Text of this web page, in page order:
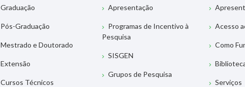
Graduação
Pós-Graduação
Mestrado e Doutorado
Extensão
Cursos Técnicos
Apresentação
Programas de Incentivo à
Pesquisa
SISGEN
Grupos de Pesquisa
Acesso
Como
Serviços